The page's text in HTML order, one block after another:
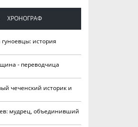
ХРОНОГРАФ
история
- переводчица
чеченский историк и
мудрец, объединивший